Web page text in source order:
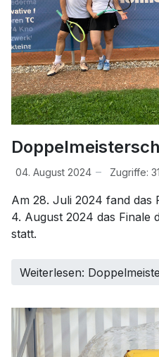
04. August 2024 Zugriffe:
Am 28. Juli 2024 fand das
4. August 2024 das Finale
statt.
Weiterlesen: